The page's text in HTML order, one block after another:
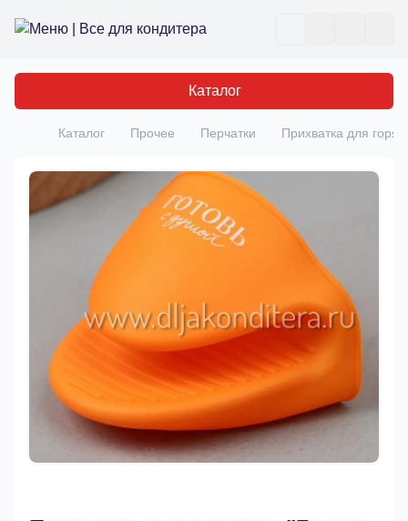
Все для кондитера
Каталог
Главная
Каталог Прочее Перчатки Прихватка для